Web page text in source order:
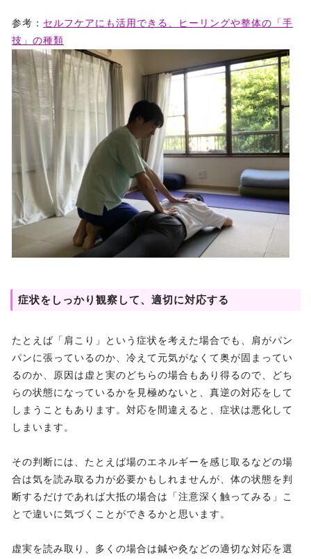
参考： セルフケアにも活用できる、ヒーリングや整体の「手
技」の種類
症状をしっかり観察して、適切に対応する
たとえば「肩こり」という症状を考えた場合でも、肩がパン
パンに張っているのか、冷えて元気がなくて奥が固まってい
るのか、原因は虚と実のどちらの場合もあり得るので、どち
らの状態になっているかを見極めないと、真逆の対応をして
しまうこともあります。対応を間違えると、症状は悪化して
しまいます。
その判断には、たとえば場のエネルギーを感じ取るなどの場
合は気を読み取る力が必要かもしれませんが、体の状態を判
断するだけであれば大抵の場合は「注意深く触ってみる」こ
とで違いに気づくことができるかと思います。
虚実を読み取り、多くの場合は鍼や灸などの適切な対応を選